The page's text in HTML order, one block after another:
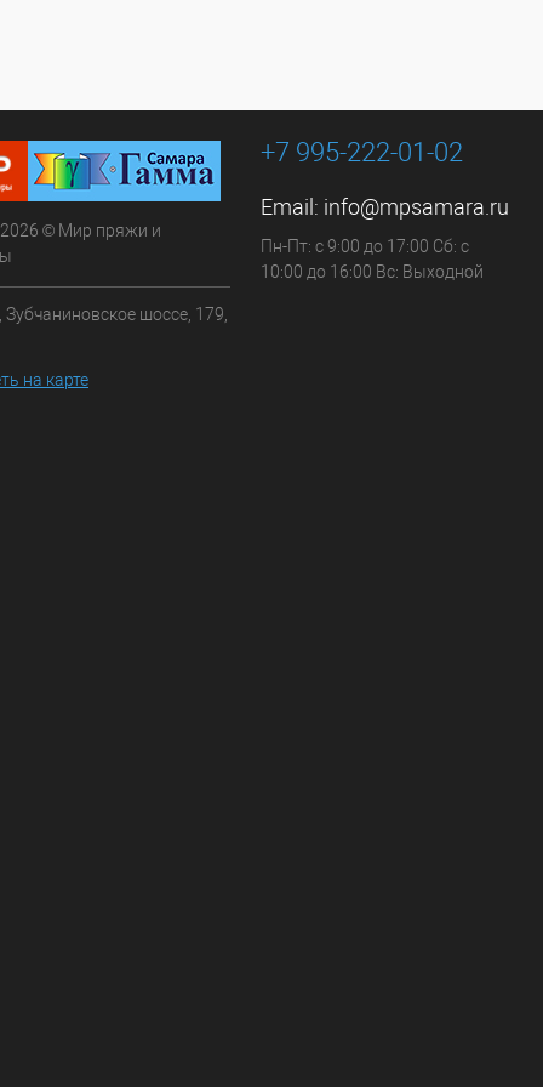
© Мир пряжи и
Зубчаниновское шоссе, 179,
на карте
+7 995-222-01-02
Email: info@mpsamara.ru
Пн-Пт: с 9:00 до 17:00 Сб: с
10:00 до 16:00 Вс: Выходной